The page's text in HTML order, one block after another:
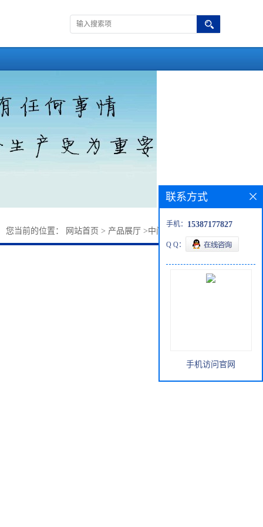
您当前的位置： 网站首页 > 产品展厅 >中间体
联系方式
手机： 15387177827
Q Q：
手机访问官网